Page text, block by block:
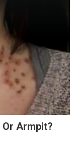
Or Armpit?